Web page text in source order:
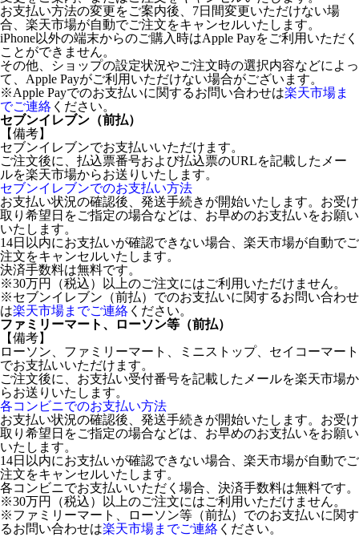
お支払い方法の変更をご案内後、7日間変更いただけない場
合、楽天市場が自動でご注文をキャンセルいたします。
iPhone以外の端末からのご購入時はApple Payをご利用いただく
ことができません。
その他、ショップの設定状況やご注文時の選択内容などによっ
て、Apple Payがご利用いただけない場合がございます。
※Apple Payでのお支払いに関するお問い合わせは楽天市場ま
でご連絡 ください。
セブンイレブン（前払）
【備考】
セブンイレブンでお支払いいただけます。
ご注文後に、払込票番号および払込票のURLを記載したメー
ルを楽天市場からお送りいたします。
セブンイレブンでのお支払い方法
お支払い状況の確認後、発送手続きが開始いたします。お受け
取り希望日をご指定の場合などは、お早めのお支払いをお願い
いたします。
14日以内にお支払いが確認できない場合、楽天市場が自動でご
注文をキャンセルいたします。
決済手数料は無料です。
※30万円（税込）以上のご注文にはご利用いただけません。
※セブンイレブン（前払）でのお支払いに関するお問い合わせ
は楽天市場までご連絡 ください。
ファミリーマート、ローソン等（前払）
【備考】
ローソン、ファミリーマート、ミニストップ、セイコーマート
でお支払いいただけます。
ご注文後に、お支払い受付番号を記載したメールを楽天市場か
らお送りいたします。
各コンビニでのお支払い方法
お支払い状況の確認後、発送手続きが開始いたします。お受け
取り希望日をご指定の場合などは、お早めのお支払いをお願い
いたします。
14日以内にお支払いが確認できない場合、楽天市場が自動でご
注文をキャンセルいたします。
各コンビニでお支払いいただく場合、決済手数料は無料です。
※30万円（税込）以上のご注文にはご利用いただけません。
※ファミリーマート、ローソン等（前払）でのお支払いに関す
るお問い合わせは楽天市場までご連絡 ください。